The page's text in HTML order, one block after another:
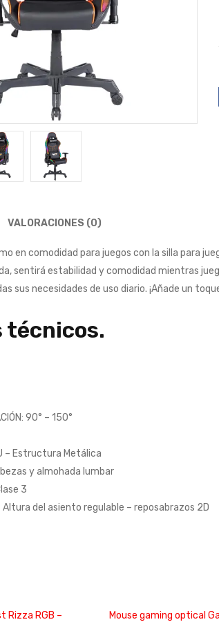
VALORACIONES (0)
en comodidad para juegos con la silla para
sentirá estabilidad y comodidad mientras
sus necesidades de uso diario. ¡Añade un
técnicos.
90° – 150°
– Estructura Metálica
y almohada lumbar
3
Altura del asiento regulable – reposabrazos 2D
Rizza RGB –
Mouse gaming optical